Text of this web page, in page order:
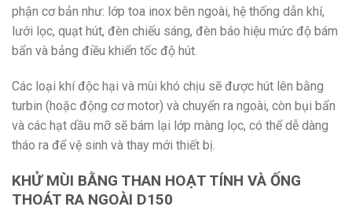
phận cơ bản như: lớp toa inox bên ngoài, hệ thống dẫn khí,
lưới lọc, quạt hút, đèn chiếu sáng, đèn báo hiệu mức độ bám
bẩn và bảng điều khiển tốc độ hút.
Các loại khí độc hại và mùi khó chịu sẽ được hút lên bằng
turbin (hoặc động cơ motor) và chuyển ra ngoài, còn bụi bẩn
và các hạt dầu mỡ sẽ bám lại lớp màng lọc, có thể dễ dàng
tháo ra để vệ sinh và thay mới thiết bị.
KHỬ MÙI BẰNG THAN HOẠT TÍNH VÀ ỐNG
THOÁT RA NGOÀI D150